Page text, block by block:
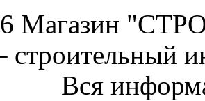
Магазин
строительный
Вся